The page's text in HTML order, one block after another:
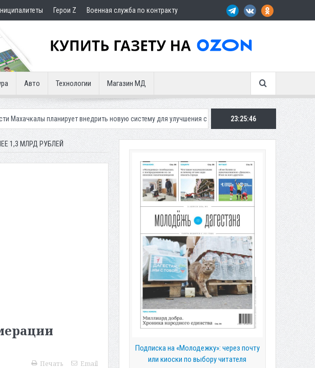
Герои Z Военная служба по контракту
Авто Технологии Магазин МД
внедрить новую систему для улучшения ситуации с парковками Махачкалинское
23:25:47
1,3 МЛРД РУБЛЕЙ
Печать Email
Подписка на «Молодежку»: через почту
или киоски по выбору читателя